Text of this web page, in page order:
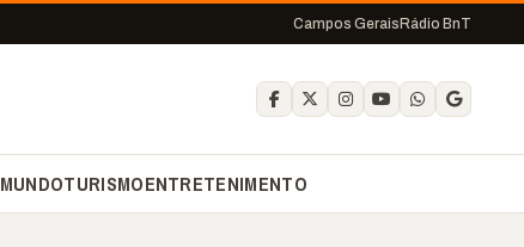
Campos Gerais Rádio BnT
MUNDOTURISMOENTRETENIMENTO